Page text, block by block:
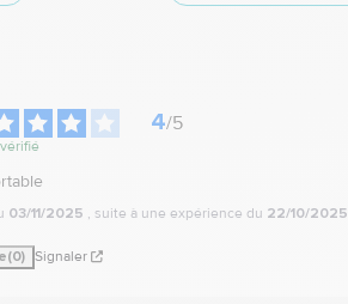
4/5
03/11/2025 , suite à une expérience du 22/10/2025
(0) Signaler